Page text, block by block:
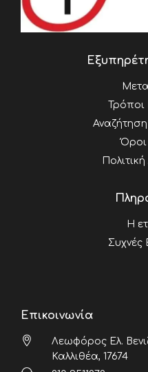
Η
Συχνές
Επικοινωνία
Λεωφόρος Ελ.
Καλλιθέα, 17674